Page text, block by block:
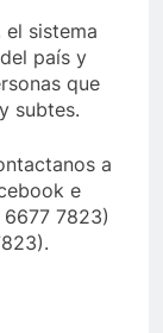
el sistema
país y
que
subtes.
a
e
7823)